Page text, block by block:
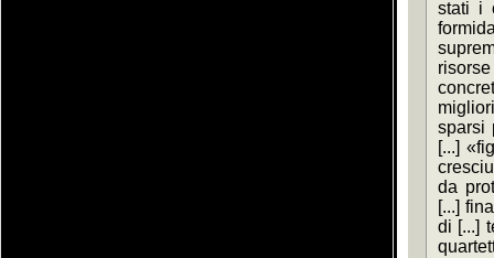
stati i
sparsi
[...]
da
[...]
di [...]